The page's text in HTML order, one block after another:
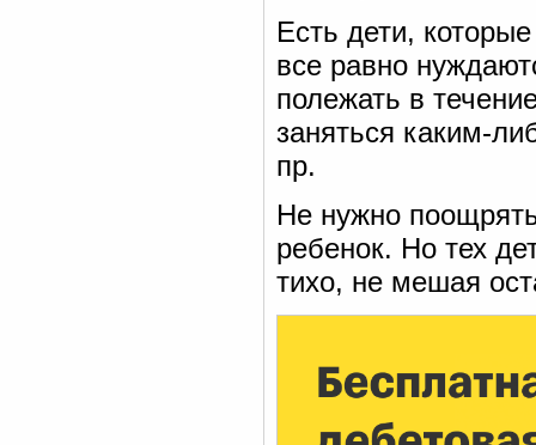
Есть дети,
все равно
полежать в
заняться каким-
пр.
Не нужно
ребенок. Но тех
тихо, не мешая